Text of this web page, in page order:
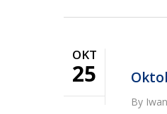
OKT
25
By